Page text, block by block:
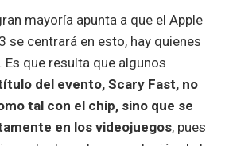
mayoría apunta a que el Apple
se centrará en esto, hay quienes
que resulta que algunos
del evento, Scary Fast, no
tal con el chip, sino que se
en los videojuegos, pues